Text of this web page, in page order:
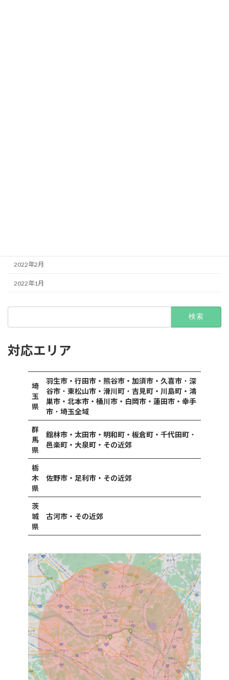
2022年2月
2022年1月
対応エリア
埼
玉
県
羽生市・行田市・熊谷市・加須市・久喜市 ・ 深
谷市 ・ 東松山市・滑川町 ・ 吉見町・川島町・鴻
巣市・北本市・桶川市・白岡市・蓮田市・幸手
市 ・ 埼玉全域
群
馬
県
館林市・太田市・明和町・板倉町・千代田町 ・
邑楽町・大泉町・その近郊
栃
木
県
佐野市・足利市・その近郊
茨
城
県
古河市・その近郊